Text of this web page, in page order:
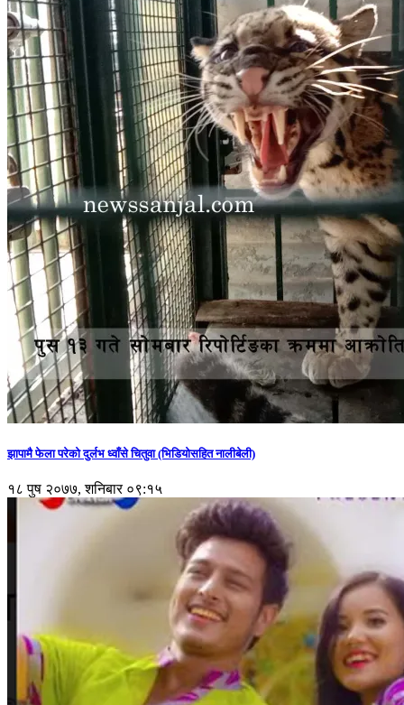
झापामै फेला परेको दुर्लभ ध्वाँसे चितुवा (भिडियोसहित नालीबेली)
१८ पुष २०७७, शनिबार ०९:१५